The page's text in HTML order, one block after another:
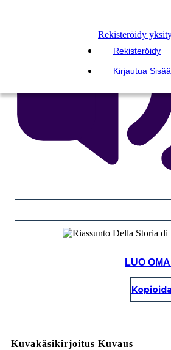
Rekisteröidy
Rekisteröidy
Kirjautua
LUO
Kuvakäsikirjoitus Kuvaus